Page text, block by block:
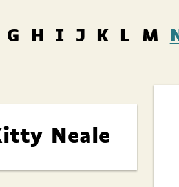
G H I J K L M N
Neale